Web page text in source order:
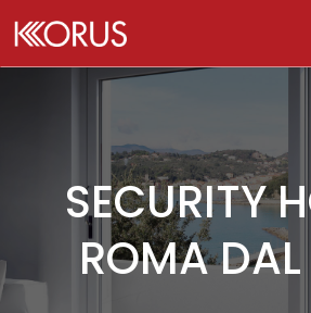
Chi
Tutti iPLUS
SECURITY
ROMA